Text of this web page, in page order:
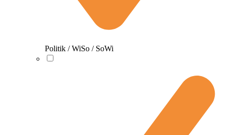
Politik / WiSo / SoWi